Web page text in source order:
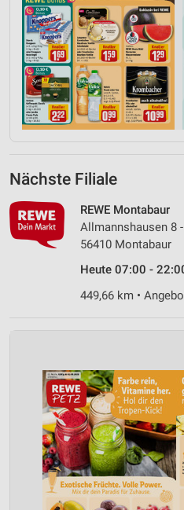
Nächste Filiale
REWE Montabaur
Allmannshausen 8
56410 Montabaur
Heute 07:00 -
449,66 km •